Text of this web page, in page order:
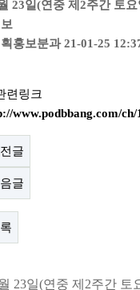
23일(연중 제2주간 토
홍보분과 21-01-25
www.podbbang.com/ch/
글
글
23일(연중 제2주간 토